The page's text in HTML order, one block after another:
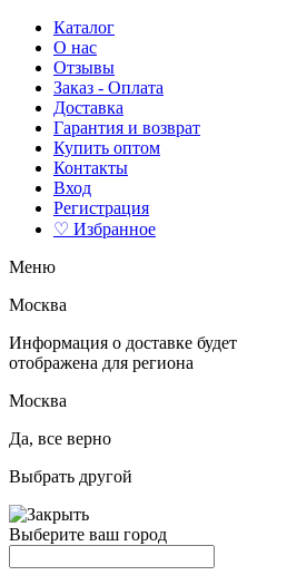
Каталог
О нас
Отзывы
Заказ - Оплата
Доставка
Гарантия и возврат
Купить оптом
Контакты
Вход
Регистрация
♡ Избранное
Меню
Москва
Информация о доставке будет
отображена для региона
Москва
Да, все верно
Выбрать другой
Выберите ваш город